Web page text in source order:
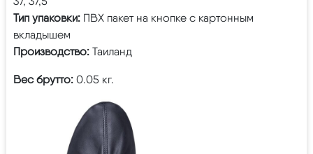
Тип упаковки: ПВХ пакет на кнопке с картонным
вкладышем
Производство: Таиланд
Вес брутто: 0.05 кг.